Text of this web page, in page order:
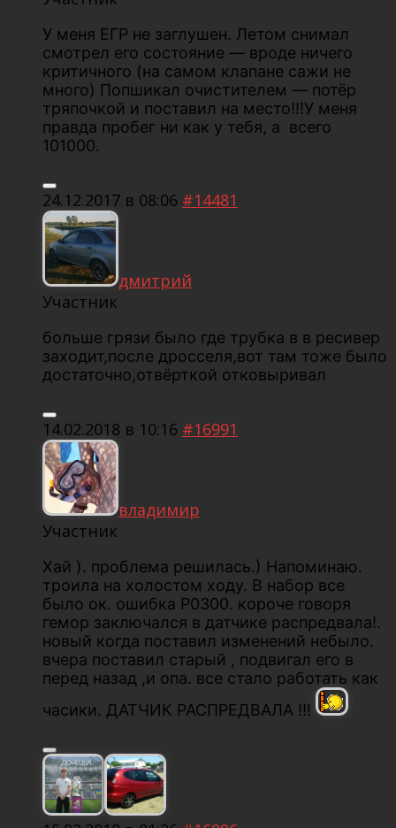
У меня ЕГР не заглушен. Летом снимал
смотрел его состояние — вроде ничего
критичного (на самом клапане сажи не
много) Попшикал очистителем — потёр
тряпочкой и поставил на место!!!У меня
правда пробег ни как у тебя, а всего
101000.
24.12.2017 в 08:06 #14481
дмитрий
Участник
больше грязи было где трубка в в ресивер
заходит,после дросселя,вот там тоже было
достаточно,отвёрткой отковыривал
14.02.2018 в 10:16 #16991
владимир
Участник
Хай ). проблема решилась.) Напоминаю.
троила на холостом ходу. В набор все
было ок. ошибка P0300. короче говоря
гемор заключался в датчике распредвала!.
новый когда поставил изменений небыло.
вчера поставил старый , подвигал его в
перед назад ,и опа. все стало работать как
часики. ДАТЧИК РАСПРЕДВАЛА !!!